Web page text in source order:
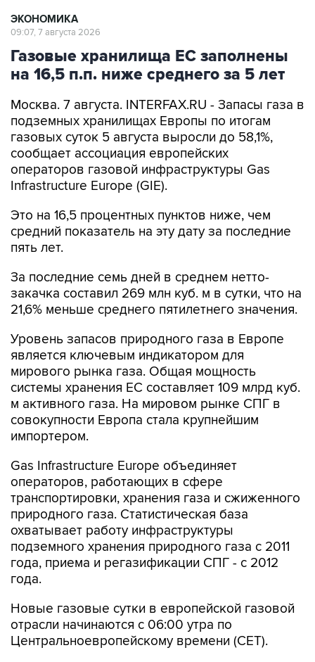
ЭКОНОМИКА
09:07, 7 августа 2026
Газовые хранилища ЕС заполнены
на 16,5 п.п. ниже среднего за 5 лет
Москва. 7 августа. INTERFAX.RU - Запасы газа в
подземных хранилищах Европы по итогам
газовых суток 5 августа выросли до 58,1%,
сообщает ассоциация европейских
операторов газовой инфраструктуры Gas
Infrastructure Europe (GIE).
Это на 16,5 процентных пунктов ниже, чем
средний показатель на эту дату за последние
пять лет.
За последние семь дней в среднем нетто-
закачка составил 269 млн куб. м в сутки, что на
21,6% меньше среднего пятилетнего значения.
Уровень запасов природного газа в Европе
является ключевым индикатором для
мирового рынка газа. Общая мощность
системы хранения ЕС составляет 109 млрд куб.
м активного газа. На мировом рынке СПГ в
совокупности Европа стала крупнейшим
импортером.
Gas Infrastructure Europe объединяет
операторов, работающих в сфере
транспортировки, хранения газа и сжиженного
природного газа. Статистическая база
охватывает работу инфраструктуры
подземного хранения природного газа с 2011
года, приема и регазификации СПГ - с 2012
года.
Новые газовые сутки в европейской газовой
отрасли начинаются c 06:00 утра по
Центральноевропейскому времени (CET).